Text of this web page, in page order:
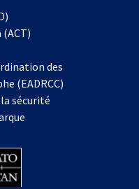
dans
nouvel
onglet
des
(EADRCC)
sécurité